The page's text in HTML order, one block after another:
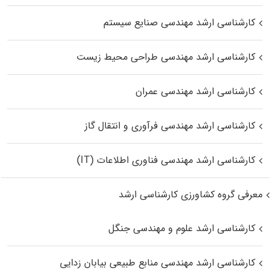
کارشناسی ارشد مهندسی صنایع سیستم
کارشناسی ارشد مهندسی طراحی محیط زیست
کارشناسی ارشد مهندسی عمران
کارشناسی ارشد مهندسی فرآوری و انتقال گاز
کارشناسی ارشد مهندسی فناوری اطلاعات (IT)
معرفی گروه کشاورزی کارشناسی ارشد
کارشناسی ارشد علوم و مهندسی جنگل
کارشناسی ارشد مهندسی منابع طبیعی بیابان زدایی